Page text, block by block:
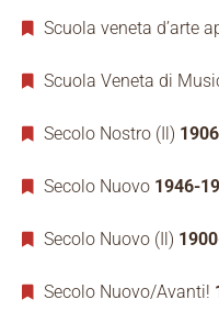
Scuola veneta d’arte
Scuola Veneta di
Secolo Nostro (Il) 1906
Secolo Nuovo 1946-
Secolo Nuovo (Il)
Secolo Nuovo/Avanti!